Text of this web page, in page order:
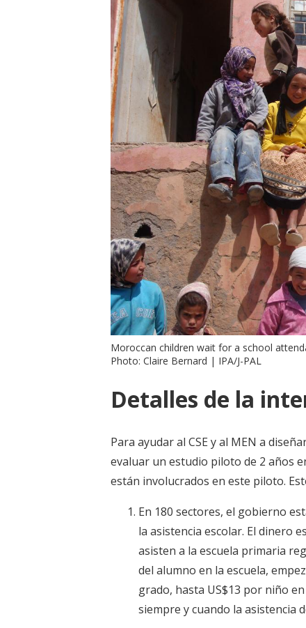
Moroccan children wait for a school
Photo: Claire Bernard | IPA/J-PAL
Detalles de la
Para ayudar al CSE y al MEN a
evaluar un estudio piloto de 2 años
están involucrados en este piloto.
En 180 sectores, el gobierno
la asistencia escolar. El dinero
asisten a la escuela primaria
del alumno en la escuela,
grado, hasta US$13 por niño
siempre y cuando la asistencia